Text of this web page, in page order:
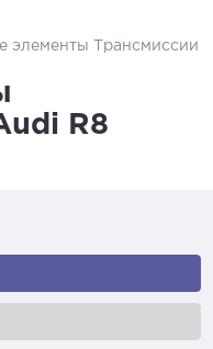
элементы Трансмиссии
R8